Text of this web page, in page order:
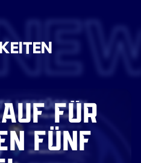
FÜR
FÜNF